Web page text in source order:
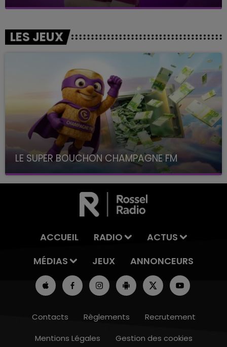
LES JEUX
LE SUPER BOUCHON CHAMPAGNE FM
avec La Famille Champagne FM, à 8H10
ACCUEIL RADIO
ACTUS
MÉDIAS
JEUX ANNONCEURS
Contacts Règlements
Recrutement
Mentions Légales
Gestion des cookies